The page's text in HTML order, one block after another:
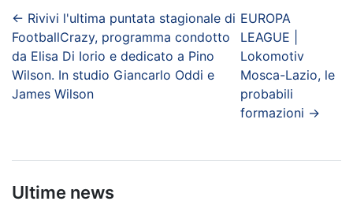
← Rivivi l'ultima puntata stagionale di
FootballCrazy, programma condotto
da Elisa Di Iorio e dedicato a Pino
Wilson. In studio Giancarlo Oddi e
James Wilson
EUROPA
LEAGUE |
Lokomotiv
Mosca-Lazio, le
probabili
formazioni →
Ultime news